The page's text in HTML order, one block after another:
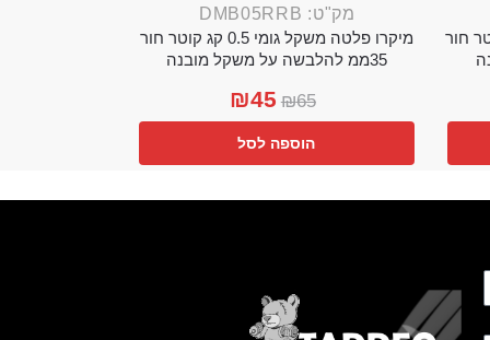
0.25 קג קוטר חור
מק"ט: DMB05RRB
מיקרו פלטה משקל גומי 0.5 קג קוטר חור
35ממ להלבשה על משקל מובנה
₪65
₪45
הוספה לסל